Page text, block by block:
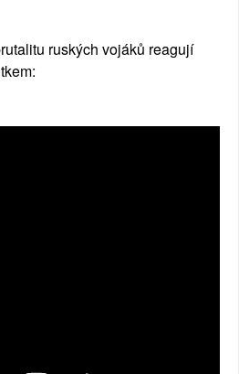
ruských vojáků reagují